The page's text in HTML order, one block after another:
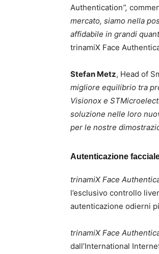
Authentication”,
mercato, siamo nella
affidabile in grandi
trinamiX Face
Stefan Metz, Head of
migliore equilibrio tra
Visionox e
soluzione nelle loro
per le nostre
Autenticazione
trinamiX Face
l’esclusivo controllo
autenticazione odierni
trinamiX Face
dall’International